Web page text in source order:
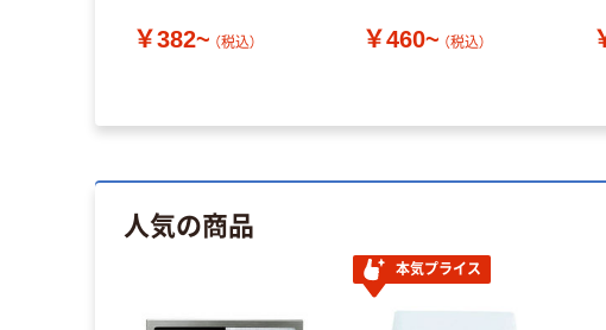
￥382~ （税込） ￥460~ （税込）
人気の商品
本気プライス